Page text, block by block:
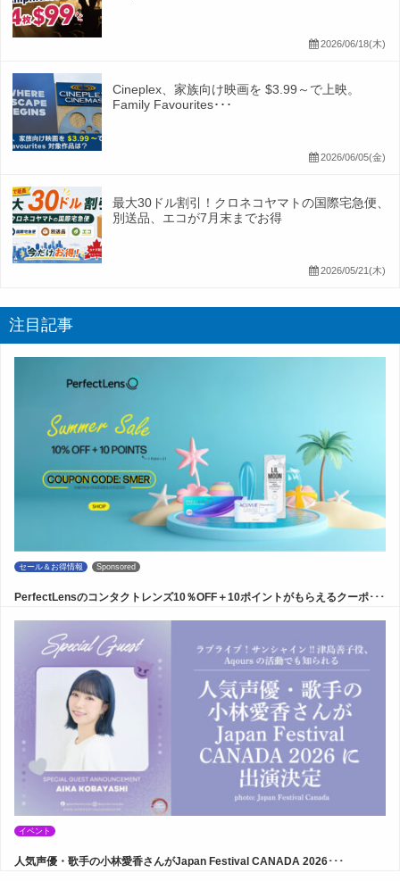
2026/06/18(木)
Cineplex、家族向け映画を $3.99～で上映。
Family Favourites･･･
2026/06/05(金)
最大30ドル割引！クロネコヤマトの国際宅急便、
別送品、エコが7月末までお得
2026/05/21(木)
注目記事
セール＆お得情報 Sponsored
PerfectLensのコンタクトレンズ10％OFF＋10ポイントがもらえるクーポ･･･
イベント
人気声優・歌手の小林愛香さんがJapan Festival CANADA 2026･･･